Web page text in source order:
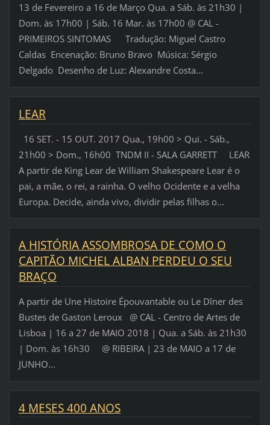
13 de Fevereiro a 16 de Março Qua. a Sáb. às 21h30 |
Dom. às 17h00 | Sáb. 16 Mar. às 17h00 @ CAL -
PRIMEIROS SINTOMAS Tradução: Miguel Castro
Caldas Encenação: Bruno Bravo Música: Sérgio
Delgado Desenho de Luz: Alexandre Costa...
LEAR
16 SET. - 15 OUT. 2017 Qua., 19h00 > Qui. - Sáb.,
21h00 > Dom., 16h00 TNDM II - SALA GARRETT LEAR
A partir de King Lear de William Shakespeare Lear é o
pai, a mãe, o rei, a rainha. O velho Ocidente e a velha
Europa. Decide, ainda vivo, dividir pelas filhas o...
A HISTÓRIA ASSOMBROSA DE COMO O
CAPITÃO MICHEL ALBAN PERDEU O SEU
BRAÇO
A partir de Une Histoire Épouvantable ou Le Dîner des
Bustes de Gaston Leroux @ CAL - Centro de Artes de
Lisboa | 16 a 27 de MAIO 2018 | Qua. a Sáb. às 21h30
| Dom. às 16h30 @ RIBEIRA | 23 de MAIO a 17 de
JUNHO...
4 MESES 400 ANOS